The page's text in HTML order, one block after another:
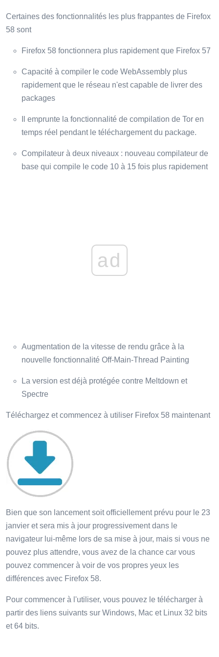
Certaines des fonctionnalités les plus frappantes de Firefox
58 sont
Firefox 58 fonctionnera plus rapidement que Firefox 57
Capacité à compiler le code WebAssembly plus
rapidement que le réseau n'est capable de livrer des
packages
Il emprunte la fonctionnalité de compilation de Tor en
temps réel pendant le téléchargement du package.
Compilateur à deux niveaux : nouveau compilateur de
base qui compile le code 10 à 15 fois plus rapidement
ad
Augmentation de la vitesse de rendu grâce à la
nouvelle fonctionnalité Off-Main-Thread Painting
La version est déjà protégée contre Meltdown et
Spectre
Téléchargez et commencez à utiliser Firefox 58 maintenant
Bien que son lancement soit officiellement prévu pour le 23
janvier et sera mis à jour progressivement dans le
navigateur lui-même lors de sa mise à jour, mais si vous ne
pouvez plus attendre, vous avez de la chance car vous
pouvez commencer à voir de vos propres yeux les
différences avec Firefox 58.
Pour commencer à l'utiliser, vous pouvez le télécharger à
partir des liens suivants sur Windows, Mac et Linux 32 bits
et 64 bits.